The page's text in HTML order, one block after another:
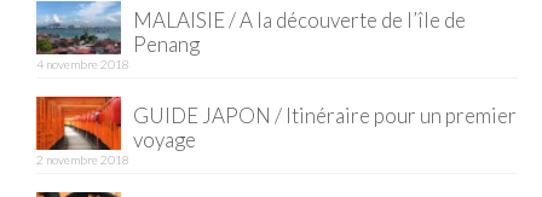
Poitou
Saint-Malo
Savoie
MALAISIE / A la découverte de l’île de
Penang
4 novembre 2018
GUIDE JAPON / Itinéraire pour un premier
voyage
2 novembre 2018